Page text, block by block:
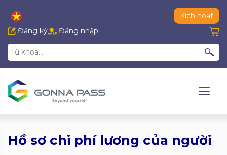
Kích hoạt
Đăng ký
Đăng nhập
Hồ sơ chi phí lương của người